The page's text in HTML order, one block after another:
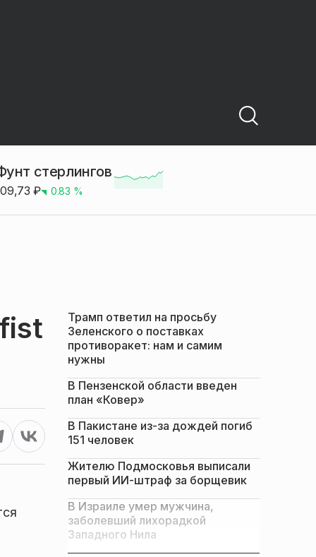
стерлингов
₽ 0.83 %
Трамп ответил на просьбу
Зеленского о поставках
противоракет: нам и самим
нужны
В Пензенской области введен
план «Ковер»
В Пакистане из-за дождей погиб
151 человек
Жителю Подмосковья выписали
первый ИИ-штраф за борщевик
В Израиле умер мужчина,
заболевший лихорадкой
Западного Нила